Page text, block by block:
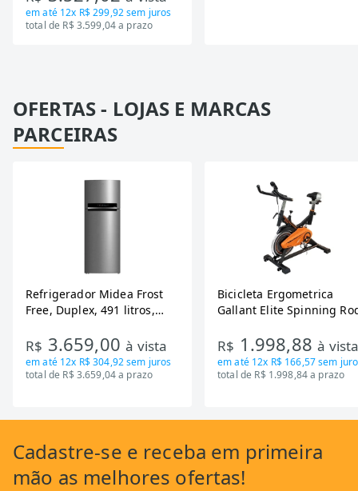
em até 12x R$ 299,92sem juros
total de R$ 3.599,04 a prazo
OFERTAS - LOJAS E MARCAS
PARCEIRAS
Refrigerador Midea Frost
Free, Duplex, 491 litros,
RT650EVK463)
R$ 3.659,00à vista
em até 12x R$ 304,92sem juros
total de R$ 3.659,04 a prazo
Bicicleta Ergometrica
Gallant Elite Spinning
Mecanica GSB13HBTA-PT
R$ 1.998,88à
em até 12x R$ 166,57sem
total de R$ 1.998,84 a prazo
Cadastre-se e receba em primeira
mão as melhores ofertas!